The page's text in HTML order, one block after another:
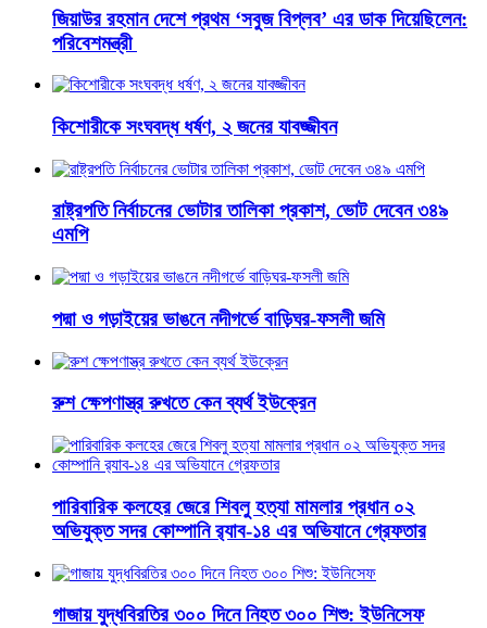
জিয়াউর রহমান দেশে প্রথম ‘সবুজ বিপ্লব’ এর ডাক দিয়েছিলেন:
পরিবেশমন্ত্রী
কিশোরীকে সংঘবদ্ধ ধর্ষণ, ২ জনের যাবজ্জীবন
রাষ্ট্রপতি নির্বাচনের ভোটার তালিকা প্রকাশ, ভোট দেবেন ৩৪৯
এমপি
পদ্মা ও গড়াইয়ের ভাঙনে নদীগর্ভে বাড়িঘর-ফসলী জমি
রুশ ক্ষেপণাস্ত্র রুখতে কেন ব্যর্থ ইউক্রেন
পারিবারিক কলহের জেরে শিবলু হত্যা মামলার প্রধান ০২
অভিযুক্ত সদর কোম্পানি র‌্যাব-১৪ এর অভিযানে গ্রেফতার
গাজায় যুদ্ধবিরতির ৩০০ দিনে নিহত ৩০০ শিশু: ইউনিসেফ